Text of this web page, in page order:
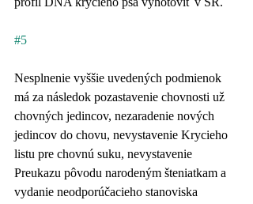
#5
Nesplnenie vyššie uvedených podmienok
má za následok pozastavenie chovnosti už
chovných jedincov, nezaradenie nových
jedincov do chovu, nevystavenie Krycieho
listu pre chovnú suku, nevystavenie
Preukazu pôvodu narodeným šteniatkam a
vydanie neodporúčacieho stanoviska